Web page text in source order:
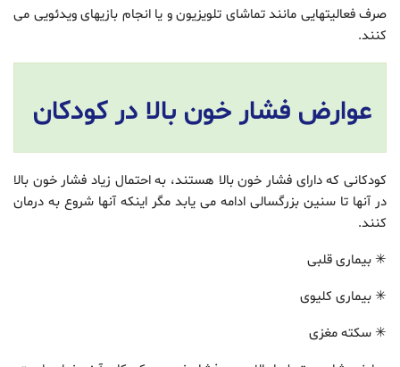
صرف فعالیتهایی مانند تماشای تلویزیون و یا انجام بازیهای ویدئویی می
کنند.
عوارض فشار خون بالا در کودکان
کودکانی که دارای فشار خون بالا هستند، به احتمال زیاد فشار خون بالا
در آنها تا سنین بزرگسالی ادامه می یابد مگر اینکه آنها شروع به درمان
کنند.
✳ بیماری قلبی
✳ بیماری کلیوی
✳ سکته مغزی